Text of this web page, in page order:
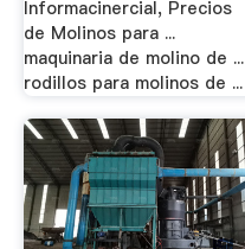
Informacinercial, Precios
de Molinos para ...
maquinaria de molino de ...
rodillos para molinos de ...